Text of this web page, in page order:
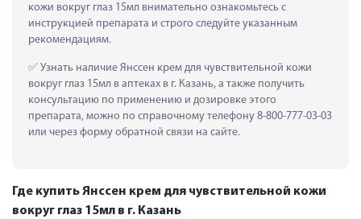
кожи вокруг глаз 15мл внимательно ознакомьтесь с
инструкцией препарата и строго следуйте указанным
рекомендациям.
Узнать наличие Янссен крем для чувствительной кожи
вокруг глаз 15мл в аптеках в г. Казань, а также получить
консультацию по применению и дозировке этого
препарата, можно по справочному телефону 8-800-777-03-03
или через форму обратной связи на сайте.
Где купить Янссен крем для чувствительной кожи
вокруг глаз 15мл в г. Казань